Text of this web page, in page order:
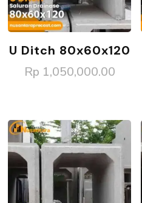
U Ditch 80x60x120
Rp 1,050,000.00